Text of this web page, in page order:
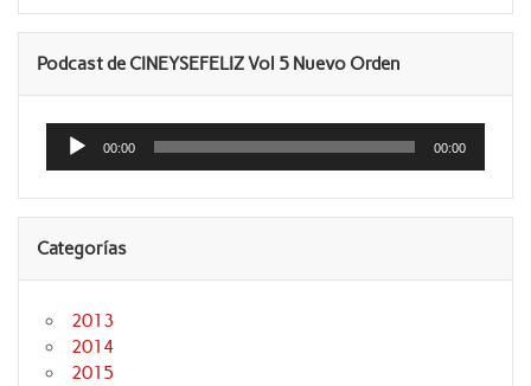
Podcast de CINEYSEFELIZ Vol 5 Nuevo Orden
Reproductor
audio
00:00 00:00
Categorías
2013
2014
2015